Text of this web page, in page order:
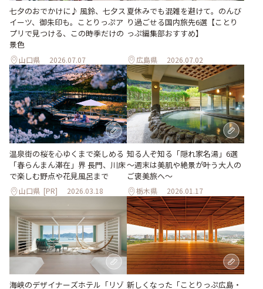
七夕のおでかけに♪ 風鈴、七夕ス
イーツ、御朱印も。ことりっぷア
プリで見つける、この時季だけの
景色
山口県 2026.07.07
夏休みでも混雑を避けて。のんび
り過ごせる国内旅先6選【ことり
っぷ編集部おすすめ】
広島県 2026.07.02
温泉街の桜を心ゆくまで楽しめる
「春らんまん滞在」界 長門、川床
で楽しむ野点や花見風呂まで
山口県 [PR] 2026.03.18
知る人ぞ知る「隠れ家名湯」6選
～週末は美肌や絶景が叶う大人の
ご褒美旅へ～
栃木県 2026.01.17
海峡のデザイナーズホテル「リゾ 新しくなった「ことりっぷ広島・